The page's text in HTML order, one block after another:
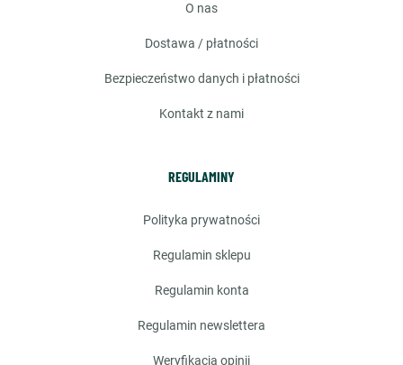
o nas
dostawa / płatności
bezpieczeństwo danych i płatności
kontakt z nami
REGULAMINY
polityka prywatności
regulamin sklepu
regulamin konta
regulamin newslettera
weryfikacja opinii